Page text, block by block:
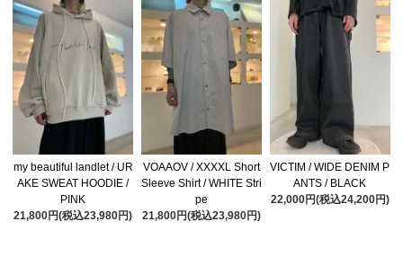
my beautiful landlet / UR
AKE SWEAT HOODIE /
PINK
21,800円(税込23,980円)
VOAAOV / XXXXL Short
Sleeve Shirt / WHITE Stri
pe
21,800円(税込23,980円)
VICTIM / WIDE DENIM P
ANTS / BLACK
22,000円(税込24,200円)